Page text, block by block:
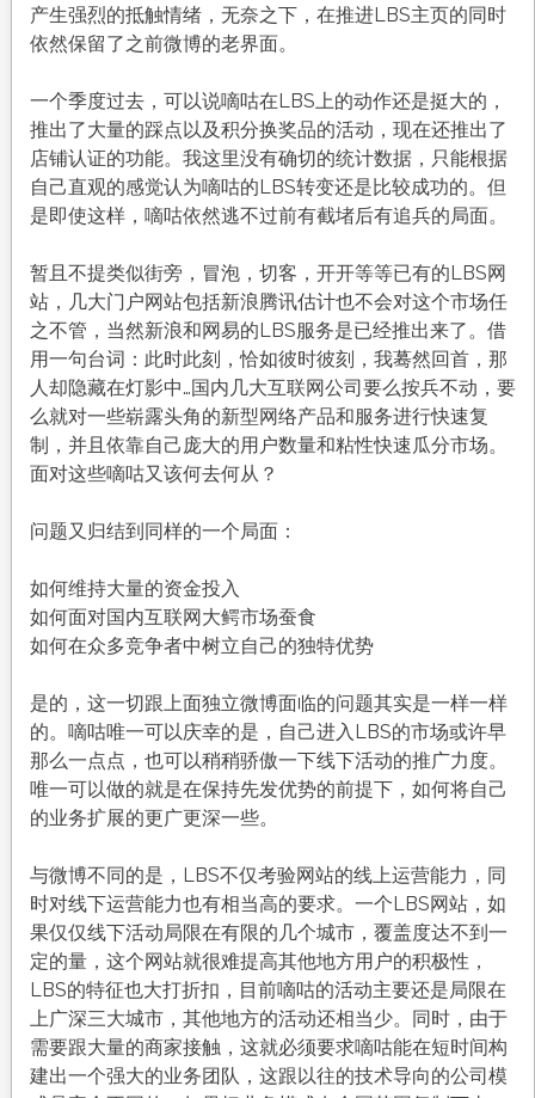
产生强烈的抵触情绪，无奈之下，在推进LBS主页的同时
依然保留了之前微博的老界面。
一个季度过去，可以说嘀咕在LBS上的动作还是挺大的，
推出了大量的踩点以及积分换奖品的活动，现在还推出了
店铺认证的功能。我这里没有确切的统计数据，只能根据
自己直观的感觉认为嘀咕的LBS转变还是比较成功的。但
是即使这样，嘀咕依然逃不过前有截堵后有追兵的局面。
暂且不提类似街旁，冒泡，切客，开开等等已有的LBS网
站，几大门户网站包括新浪腾讯估计也不会对这个市场任
之不管，当然新浪和网易的LBS服务是已经推出来了。借
用一句台词：此时此刻，恰如彼时彼刻，我蓦然回首，那
人却隐藏在灯影中…国内几大互联网公司要么按兵不动，要
么就对一些崭露头角的新型网络产品和服务进行快速复
制，并且依靠自己庞大的用户数量和粘性快速瓜分市场。
面对这些嘀咕又该何去何从？
问题又归结到同样的一个局面：
如何维持大量的资金投入
如何面对国内互联网大鳄市场蚕食
如何在众多竞争者中树立自己的独特优势
是的，这一切跟上面独立微博面临的问题其实是一样一样
的。嘀咕唯一可以庆幸的是，自己进入LBS的市场或许早
那么一点点，也可以稍稍骄傲一下线下活动的推广力度。
唯一可以做的就是在保持先发优势的前提下，如何将自己
的业务扩展的更广更深一些。
与微博不同的是，LBS不仅考验网站的线上运营能力，同
时对线下运营能力也有相当高的要求。一个LBS网站，如
果仅仅线下活动局限在有限的几个城市，覆盖度达不到一
定的量，这个网站就很难提高其他地方用户的积极性，
LBS的特征也大打折扣，目前嘀咕的活动主要还是局限在
上广深三大城市，其他地方的活动还相当少。同时，由于
需要跟大量的商家接触，这就必须要求嘀咕能在短时间构
建出一个强大的业务团队，这跟以往的技术导向的公司模